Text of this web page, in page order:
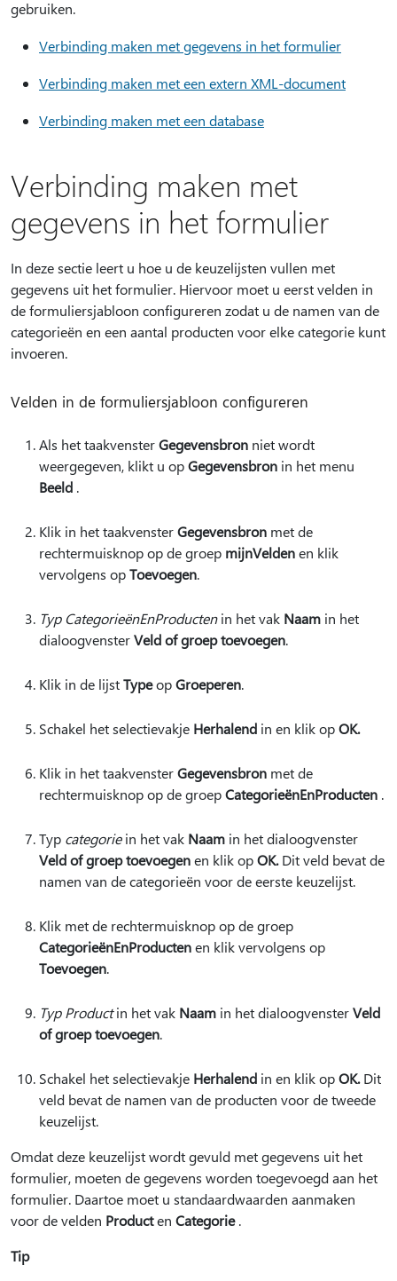
gebruiken.
Verbinding maken met gegevens in het formulier
Verbinding maken met een extern XML-document
Verbinding maken met een database
Verbinding maken met
gegevens in het formulier
In deze sectie leert u hoe u de keuzelijsten vullen met
gegevens uit het formulier. Hiervoor moet u eerst velden in
de formuliersjabloon configureren zodat u de namen van de
categorieën en een aantal producten voor elke categorie kunt
invoeren.
Velden in de formuliersjabloon configureren
Als het taakvensterGegevensbron niet wordt
weergegeven, klikt u opGegevensbron in het menu
Beeld .
Klik in het taakvensterGegevensbron met de
rechtermuisknop op de groep mijnVeldenen klik
vervolgens opToevoegen.
Typ CategorieënEnProductenin het vak Naam in het
dialoogvensterVeld of groep toevoegen.
Klik in de lijstTypeopGroeperen.
Schakel het selectievakje Herhalend in en klik opOK.
Klik in het taakvensterGegevensbron met de
rechtermuisknop op de groepCategorieënEnProducten .
Typ categoriein het vak Naam in het dialoogvenster
Veld of groep toevoegenen klik opOK.Dit veld bevat de
namen van de categorieën voor de eerste keuzelijst.
Klik met de rechtermuisknop op de groep
CategorieënEnProductenen klik vervolgens op
Toevoegen.
Typ Productin het vak Naam in het dialoogvensterVeld
of groep toevoegen.
Schakel het selectievakje Herhalend in en klik opOK.Dit
veld bevat de namen van de producten voor de tweede
keuzelijst.
Omdat deze keuzelijst wordt gevuld met gegevens uit het
formulier, moeten de gegevens worden toegevoegd aan het
formulier. Daartoe moet u standaardwaarden aanmaken
voor de velden Producten Categorie.
Tip